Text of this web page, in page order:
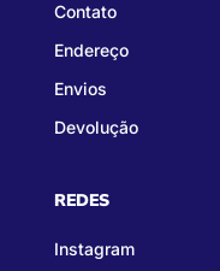
Contato
Endereço
Envios
Devolução
REDES
Instagram